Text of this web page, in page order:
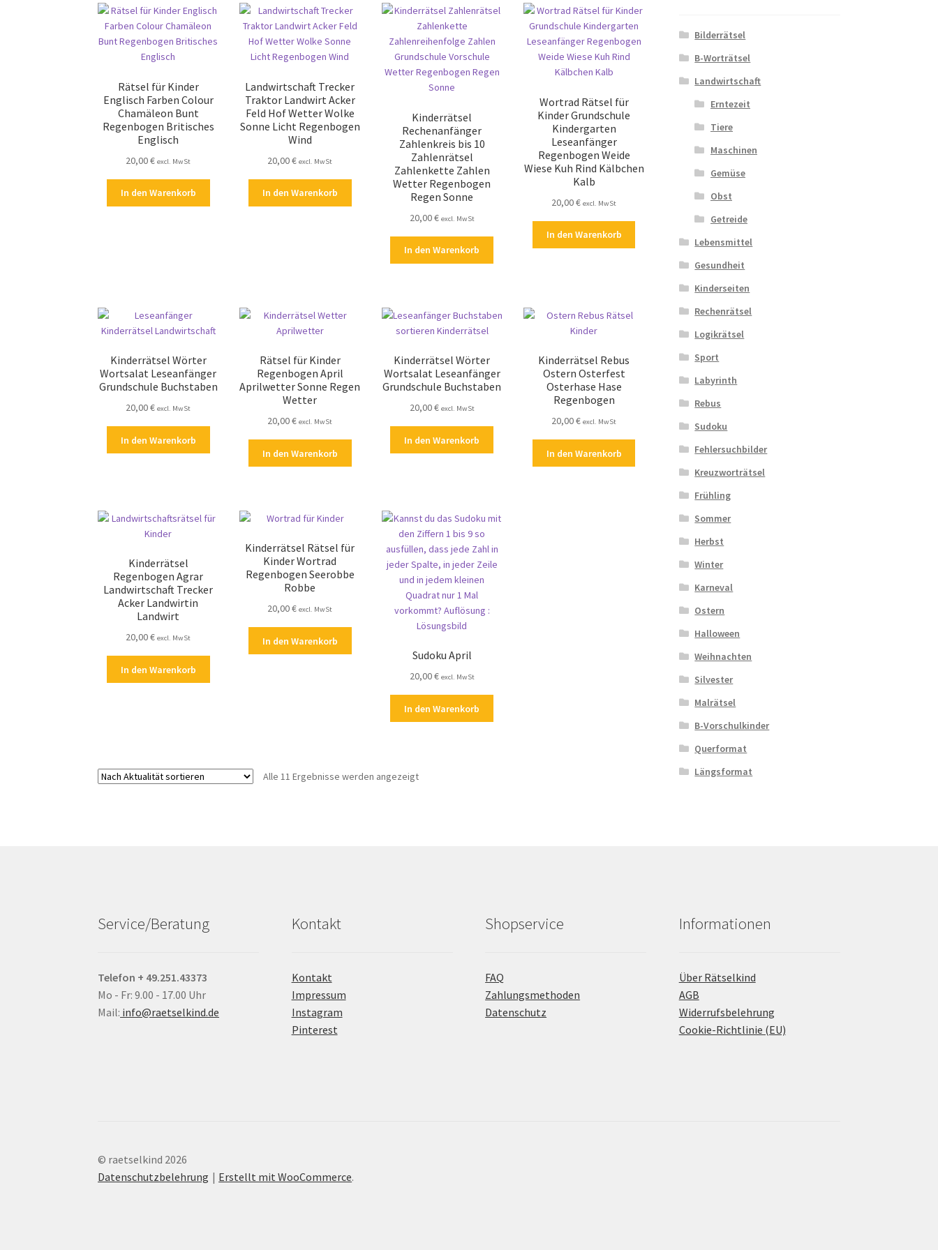
Rätsel für Kinder
Englisch Farben Colour
Chamäleon Bunt
Regenbogen Britisches
Englisch
20,00€ excl. MwSt
In den Warenkorb
Landwirtschaft Trecker
Traktor Landwirt Acker
Feld Hof Wetter Wolke
Sonne Licht Regenbogen
Wind
20,00€ excl. MwSt
In den Warenkorb
Kinderrätsel
Rechenanfänger
Zahlenkreis bis 10
Zahlenrätsel
Zahlenkette Zahlen
Wetter Regenbogen
Regen Sonne
20,00€ excl. MwSt
In den Warenkorb
Wortrad Rätsel für
Kinder Grundschule
Kindergarten
Leseanfänger
Regenbogen Weide
Wiese Kuh Rind Kälbchen
Kalb
20,00€ excl. MwSt
In den Warenkorb
Kinderrätsel Wörter
Wortsalat Leseanfänger
Grundschule Buchstaben
20,00€ excl. MwSt
In den Warenkorb
Rätsel für Kinder
Regenbogen April
Aprilwetter Sonne Regen
Wetter
20,00€ excl. MwSt
In den Warenkorb
Kinderrätsel Wörter
Wortsalat Leseanfänger
Grundschule Buchstaben
20,00€ excl. MwSt
In den Warenkorb
Kinderrätsel Rebus
Ostern Osterfest
Osterhase Hase
Regenbogen
20,00€ excl. MwSt
In den Warenkorb
Kinderrätsel
Regenbogen Agrar
Landwirtschaft Trecker
Acker Landwirtin
Landwirt
20,00€ excl. MwSt
In den Warenkorb
Kinderrätsel Rätsel für
Kinder Wortrad
Regenbogen Seerobbe
Robbe
20,00€ excl. MwSt
In den Warenkorb
Sudoku April
20,00€ excl. MwSt
In den Warenkorb
Alle 11 Ergebnisse werden angezeigtNach
Bilderrätsel
B-Worträtsel
Landwirtschaft
Erntezeit
Tiere
Maschinen
Gemüse
Obst
Getreide
Lebensmittel
Gesundheit
Kinderseiten
Rechenrätsel
Logikrätsel
Sport
Labyrinth
Rebus
Sudoku
Fehlersuchbilder
Kreuzworträtsel
Frühling
Sommer
Herbst
Winter
Karneval
Ostern
Halloween
Weihnachten
Silvester
Malrätsel
B-Vorschulkinder
Querformat
Längsformat
Service/Beratung
Telefon + 49.251.43373
Mo - Fr: 9.00 - 17.00 Uhr
Mail: info@raetselkind.de
Kontakt
Kontakt
Impressum
Instagram
Pinterest
Shopservice
FAQ
Zahlungsmethoden
Datenschutz
Informationen
Über Rätselkind
AGB
Widerrufsbelehrung
Cookie-Richtlinie (EU)
© raetselkind 2026
Datenschutzbelehrung
Erstellt mit WooCommerce.